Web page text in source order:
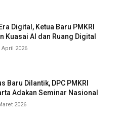
Digital, Ketua Baru PMKRI
Kuasai AI dan Ruang Digital
2026
Baru Dilantik, DPC PMKRI
Adakan Seminar Nasional
2026